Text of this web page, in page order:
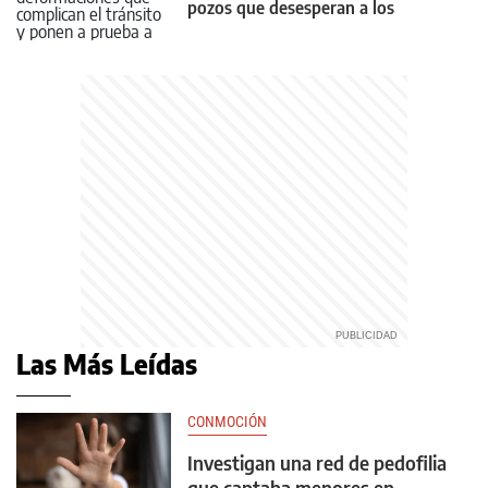
pozos que desesperan a los
Las Más Leídas
CONMOCIÓN
Investigan una red de pedofilia